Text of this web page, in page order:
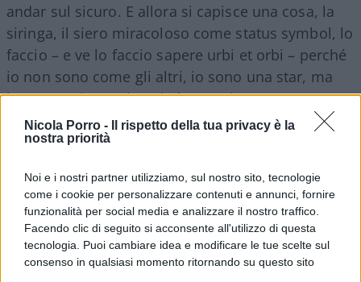
Nicola Porro -
Il rispetto della tua privacy è la
nostra priorità
Noi e i nostri partner utilizziamo, sul nostro sito, tecnologie
come i cookie per personalizzare contenuti e annunci, fornire
funzionalità per social media e analizzare il nostro traffico.
Facendo clic di seguito si acconsente all'utilizzo di questa
tecnologia. Puoi cambiare idea e modificare le tue scelte sul
consenso in qualsiasi momento ritornando su questo sito
andar sul sicuro. E allora si capisce una cosa, la
siringa, il siero miracoloso come status symbol, lo
faccio – e ve lo faccio sapere urbi et orbi – perché
io non sono come gli altri, io sono una star, ma
buona, caritatevole e do l’esempio.
In realtà, almeno sul caso del vaccino aretino,
procedere. Ma l’esempio egolatrico regge fino a
un certo punto; la verità è che il vaccinone è
diventato un totem, un simbolo ideologico,
capovolgendo peraltro la sua inclinazione: